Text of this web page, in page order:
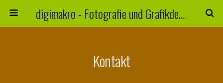
digimakro - Fotografie und Grafikdesign
Kontakt